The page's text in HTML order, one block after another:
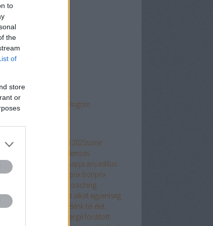
to
the
of
store
or
(2
(1
(1
- a honlapom
blog - az életmódblogom
2022 szine 2023 színe 2025színe
alkatelemzés
anyáknapja anyastílus
barna Bonprix bonprix
coaching
design egyenes alkat egyeniseg
ékszer élénk tél élet
Fabergéforditott